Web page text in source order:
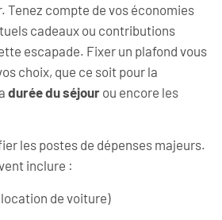
Tenez compte de vos économies
cadeaux ou contributions
escapade. Fixer un plafond vous
choix, que ce soit pour la
durée du séjour ou encore les
les postes de dépenses majeurs.
inclure :
de voiture)